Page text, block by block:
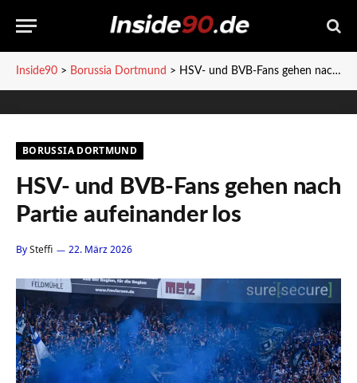
Inside90 > Borussia Dortmund > HSV- und BVB-Fans gehen nach Partie aufeinander los
BORUSSIA DORTMUND
HSV- und BVB-Fans gehen nach
Partie aufeinander los
BySteffi 22. März 2026